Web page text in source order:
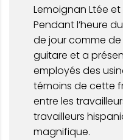
Lemoignan Ltée
Pendant l’heure
de jour comme
guitare et a
employés des
témoins de cette
entre les
travailleurs
magnifique.